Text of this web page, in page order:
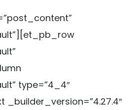
type=”4_4″